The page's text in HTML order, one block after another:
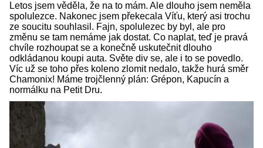
Letos jsem věděla, že na to mám. Ale dlouho jsem neměla
spolulezce. Nakonec jsem překecala Víťu, který asi trochu
ze soucitu souhlasil. Fajn, spolulezec by byl, ale pro
změnu se tam nemáme jak dostat. Co naplat, teď je pravá
chvíle rozhoupat se a konečně uskutečnit dlouho
odkládanou koupi auta. Světe div se, ale i to se povedlo.
Víc už se toho přes koleno zlomit nedalo, takže hurá směr
Chamonix! Máme trojčlenný plán: Grépon, Kapucín a
normálku na Petit Dru.